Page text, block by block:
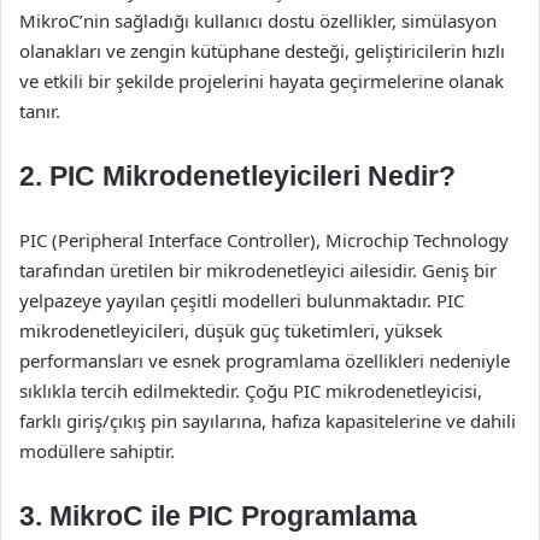
MikroC’nin sağladığı kullanıcı dostu özellikler, simülasyon
olanakları ve zengin kütüphane desteği, geliştiricilerin hızlı
ve etkili bir şekilde projelerini hayata geçirmelerine olanak
tanır.
2. PIC Mikrodenetleyicileri Nedir?
PIC (Peripheral Interface Controller), Microchip Technology
tarafından üretilen bir mikrodenetleyici ailesidir. Geniş bir
yelpazeye yayılan çeşitli modelleri bulunmaktadır. PIC
mikrodenetleyicileri, düşük güç tüketimleri, yüksek
performansları ve esnek programlama özellikleri nedeniyle
sıklıkla tercih edilmektedir. Çoğu PIC mikrodenetleyicisi,
farklı giriş/çıkış pin sayılarına, hafıza kapasitelerine ve dahili
modüllere sahiptir.
3. MikroC ile PIC Programlama